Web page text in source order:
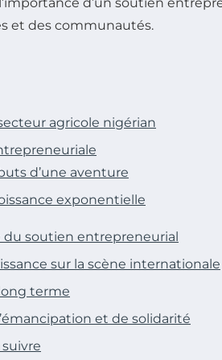
d’un soutien
et des communautés.
agricole nigérian
d’une aventure
exponentielle
du soutien entrepreneurial
sur la scène internationale
terme
et de solidarité